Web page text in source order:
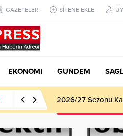
GAZETELER SİTENE EKLE
EKONOMİ GÜNDEM
Haliliye Belediyesi